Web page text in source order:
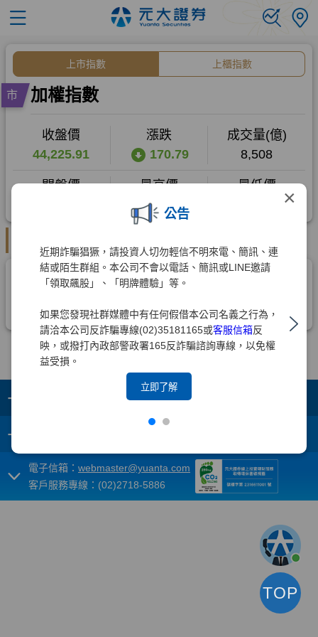
×
公告
近期詐騙猖獗，請投資人切勿輕信不明來電、簡訊、連
結或陌生群組。本公司不會以電話、簡訊或LINE邀請
「領取飆股」、「明牌體驗」等。
如果您發現社群媒體中有任何假借本公司名義之行為，
請洽本公司反詐騙專線(02)35181165或客服信箱反
映，或撥打內政部警政署165反詐騙諮詢專線，以免權
益受損。
立即了解
+
+
電子信箱： webmaster@yuanta.com
客戶服務專線：(02)2718-5886
TOP